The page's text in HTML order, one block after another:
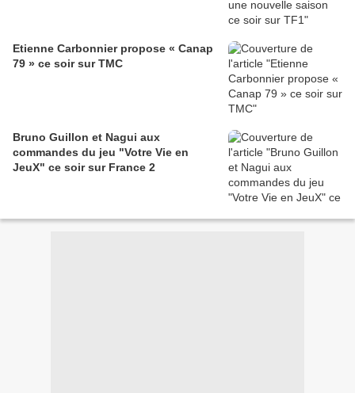
Etienne Carbonnier propose « Canap
79 » ce soir sur TMC
Bruno Guillon et Nagui aux
commandes du jeu "Votre Vie en
JeuX" ce soir sur France 2